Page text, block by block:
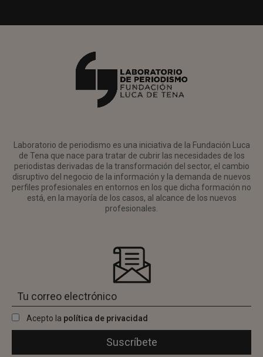
Laboratorio de periodismo es una iniciativa de la Fundación Luca
de Tena que nace para tratar de cubrir las necesidades de los
periodistas derivadas de la transformación del sector, el cambio
disruptivo del negocio de la información y la demanda de nuevos
perfiles profesionales en entornos en los que dicha formación no
está, en la mayoría de los casos, al alcance de los nuevos
profesionales.
Acepto la política de privacidad